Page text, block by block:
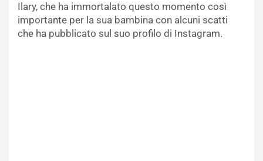
Ilary, che ha immortalato questo momento così
importante per la sua bambina con alcuni scatti
che ha pubblicato sul suo profilo di Instagram.